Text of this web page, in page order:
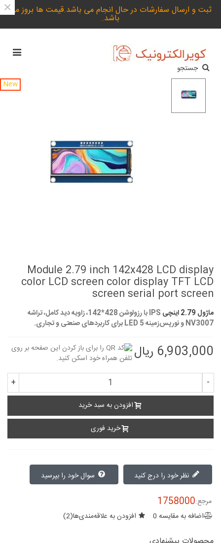
ثبت و ارسال سفارشات در حال انجام می باشد.قیمت ها بروز می
باشد.
×
جستجو
New
Module 2.79 inch 142x428 LCD display
color LCD screen color display TFT LCD
screen serial port screen
ماژول 2.79 اینچی
IPS با رزولوشن 428*142، زاویه دید کامل، تراشه
NV3007 و نورپس‌زمینه 5 LED برای کاربردهای صنعتی و تجاری.
6,903,000 ریال
-
+
افزودن به سبد خرید
خرید فوری
نظر خود را درج کنید
مرجع:1758000
اضافه به مقایسه 0 افزودن به علاقه‌مندی‌ها(
2
)